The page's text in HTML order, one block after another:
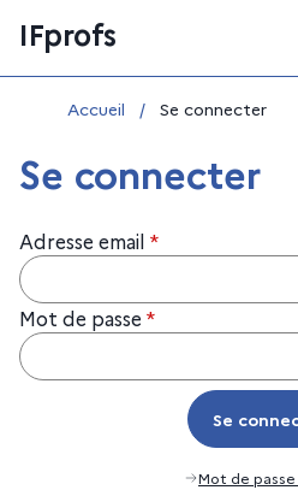
au
contenu
IFprofs
Vous êtes ici :
Accueil / Se connecter
Se connecter
Adresse email *
Mot de passe *
Se connecter
Se
Mot de